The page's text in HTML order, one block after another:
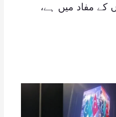
کے مفاد میں ہے،